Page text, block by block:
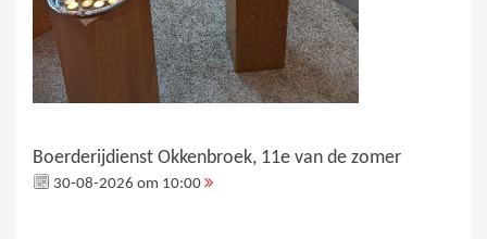
Boerderijdienst Okkenbroek, 11e van de zomer
30-08-2026 om 10:00